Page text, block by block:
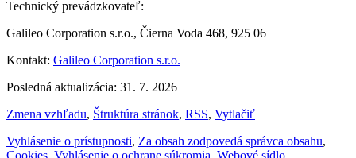
Technický prevádzkovateľ:
Galileo Corporation s.r.o., Čierna Voda 468, 925 06
Kontakt: Galileo Corporation s.r.o.
Posledná aktualizácia: 31. 7. 2026
Zmena vzhľadu, Štruktúra stránok, RSS, Vytlačiť
Vyhlásenie o prístupnosti, Za obsah zodpovedá správca obsahu,
Cookies, Vyhlásenie o ochrane súkromia, Webové sídlo